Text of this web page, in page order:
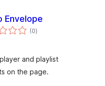
Envelope
(0vērtējumu
kopsumma
)
and playlist
on the page.